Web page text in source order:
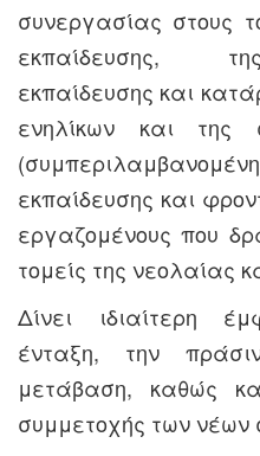
συνεργασίας στους
εκπαίδευσης,
εκπαίδευσης και
ενηλίκων και της
εκπαίδευσης και
εργαζομένους που
τομείς της νεολαίας
Δίνει ιδιαίτερη
ένταξη, την
μετάβαση, καθώς
συμμετοχής των νέων